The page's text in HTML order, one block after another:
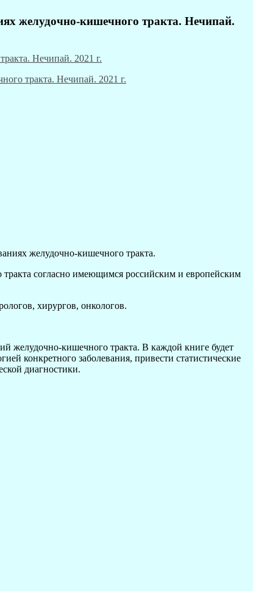
желудочно-кишечного тракта. Нечипай.
желудочно-кишечного тракта.
согласно имеющимся российским и европейским
хирургов, онкологов.
желудочно-кишечного тракта. В каждой книге будет
конкретного заболевания, привести статистические
диагностики.